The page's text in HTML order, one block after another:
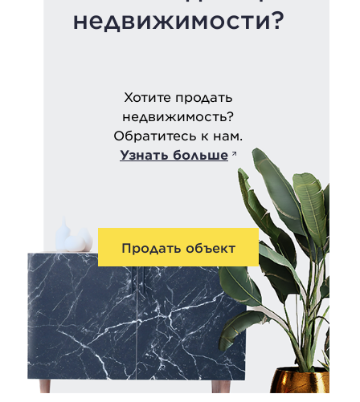
недвижимости?
Хотите продать
недвижимость?
Обратитесь к нам.
Узнать больше
Продать объект